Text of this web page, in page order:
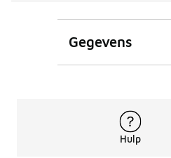
Gegevens
Hulp